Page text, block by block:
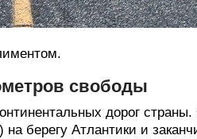
свободы
дорог страны.
берегу Атлантики и